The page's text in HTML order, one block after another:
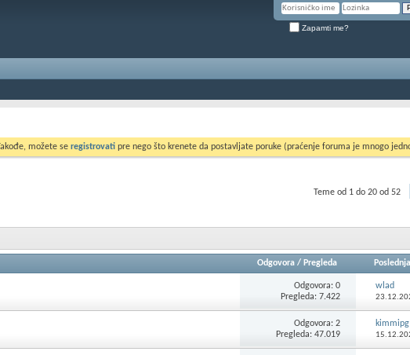
Zapamti me?
možete se registrovati pre nego što krenete da postavljate poruke (praćenje foruma je mnogo
Teme od 1 do 20 od 52
Odgovora / Pregleda
Odgovora:0
Pregleda: 7.422
wlad
Odgovora:2
Pregleda: 47.019
kimmipg